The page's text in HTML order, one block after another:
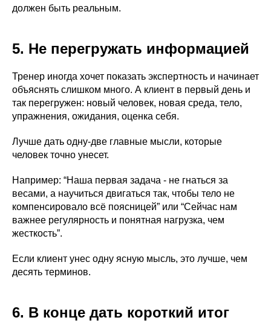
должен быть реальным.
5. Не перегружать информацией
Тренер иногда хочет показать экспертность и начинает
объяснять слишком много. А клиент в первый день и
так перегружен: новый человек, новая среда, тело,
упражнения, ожидания, оценка себя.
Лучше дать одну-две главные мысли, которые
человек точно унесет.
Например: “Наша первая задача - не гнаться за
весами, а научиться двигаться так, чтобы тело не
компенсировало всё поясницей” или “Сейчас нам
важнее регулярность и понятная нагрузка, чем
жесткость”.
Если клиент унес одну ясную мысль, это лучше, чем
десять терминов.
6. В конце дать короткий итог